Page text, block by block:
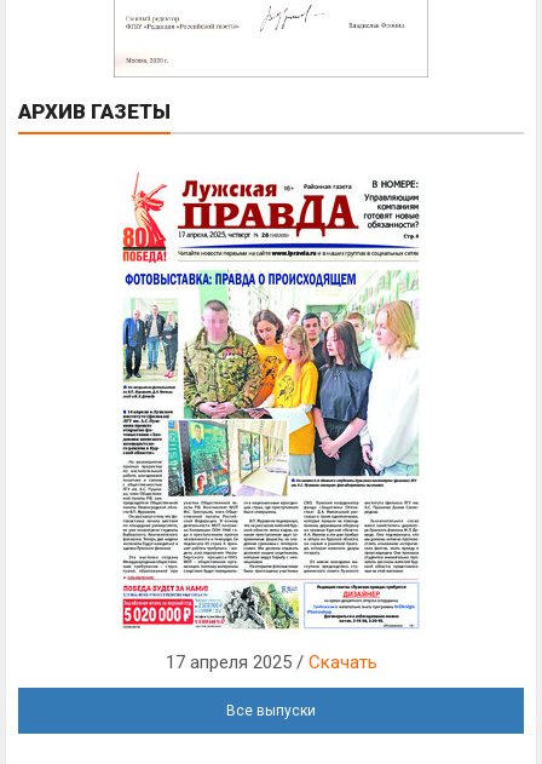
АРХИВ ГАЗЕТЫ
17 апреля 2025 / Скачать
Все выпуски